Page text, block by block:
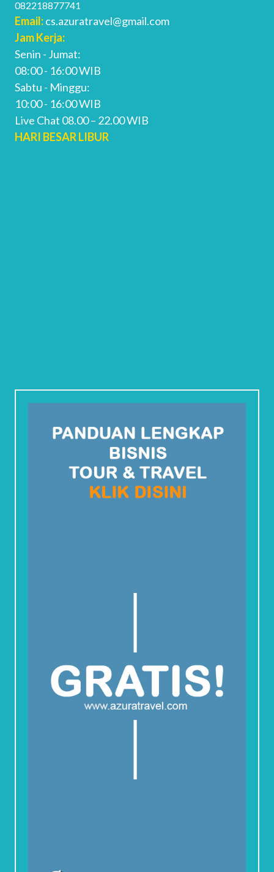
082218877741
Email:cs.azuratravel@gmail.com
Jam Kerja:
Senin - Jumat:
08:00 - 16:00 WIB
Sabtu - Minggu:
10:00 - 16:00 WIB
Live Chat 08.00 – 22.00 WIB
HARI BESAR LIBUR